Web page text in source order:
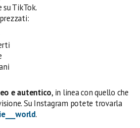
TikTok.
e autentico, in linea con quello che
Su Instagram potete trovarla
.